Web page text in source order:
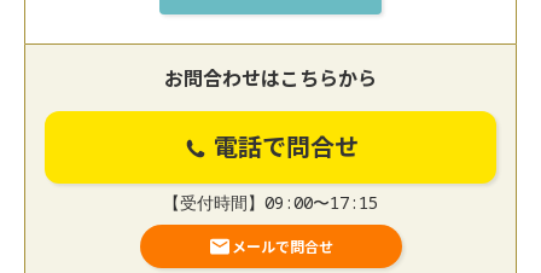
お問合わせはこちらから
電話で問合せ
【受付時間】09:00〜17:15
メールで問合せ